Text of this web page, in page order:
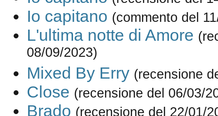
Io capitano (commento del
L'ultima notte di Amore
08/09/2023)
Mixed By Erry (recensione
Close (recensione del 06/03/
Brado (recensione del 22/01/